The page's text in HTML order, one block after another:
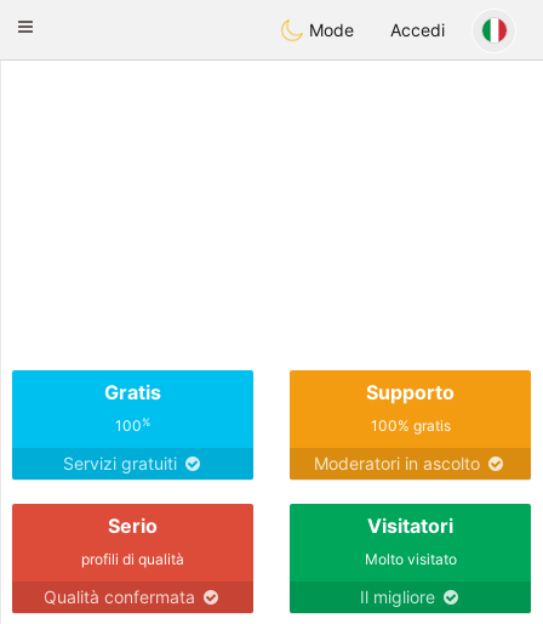
CANADIANchat
Toggle
Mode Accedi
Gratis
100%
Servizi gratuiti
Supporto
100% gratis
Moderatori in ascolto
Serio
profili di qualità
Qualità confermata
Visitatori
Molto visitato
Il migliore